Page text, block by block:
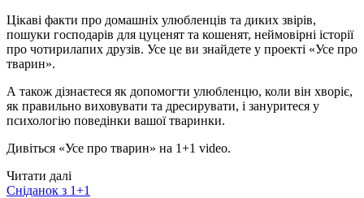
Цікаві факти про домашніх улюбленців та диких звірів,
пошуки господарів для цуценят та кошенят, неймовірні історії
про чотирилапих друзів. Усе це ви знайдете у проекті «Усе про
тварин».
А також дізнаєтеся як допомогти улюбленцю, коли він хворіє,
як правильно виховувати та дресирувати, і зануритеся у
психологію поведінки вашої тваринки.
Дивіться «Усе про тварин» на 1+1 video.
Читати далі
Сніданок з 1+1